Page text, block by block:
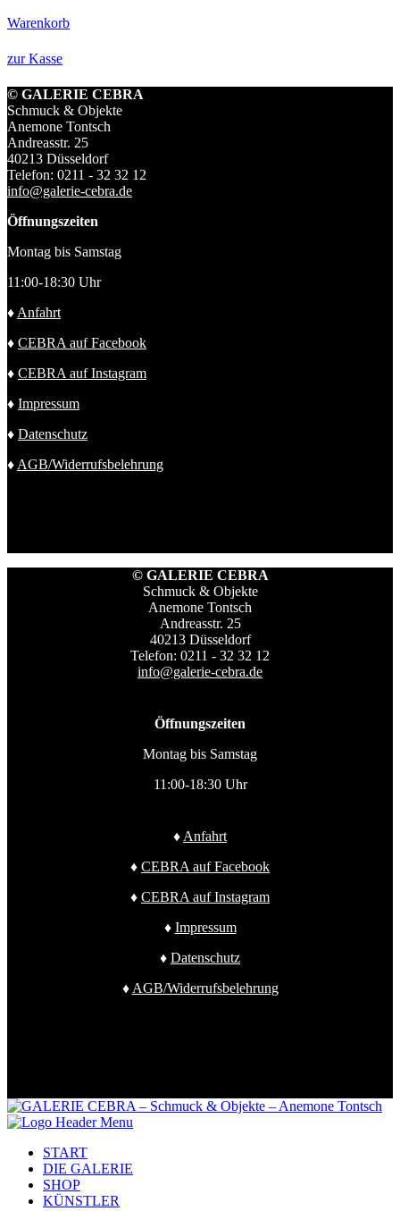
Warenkorb
zur Kasse
© GALERIE CEBRA
Schmuck & Objekte
Anemone Tontsch
Andreasstr. 25
40213 Düsseldorf
Telefon: 0211 - 32 32 12
info@galerie-cebra.de
Öffnungszeiten
Montag bis Samstag
11:00-18:30 Uhr
♦ Anfahrt
♦ CEBRA auf Facebook
♦ CEBRA auf Instagram
♦ Impressum
♦ Datenschutz
♦ AGB/Widerrufsbelehrung
© GALERIE CEBRA
Schmuck & Objekte
Anemone Tontsch
Andreasstr. 25
40213 Düsseldorf
Telefon: 0211 - 32 32 12
info@galerie-cebra.de
Öffnungszeiten
Montag bis Samstag
11:00-18:30 Uhr
♦ Anfahrt
♦ CEBRA auf Facebook
♦ CEBRA auf Instagram
♦ Impressum
♦ Datenschutz
♦ AGB/Widerrufsbelehrung
START
DIE GALERIE
SHOP
KÜNSTLER